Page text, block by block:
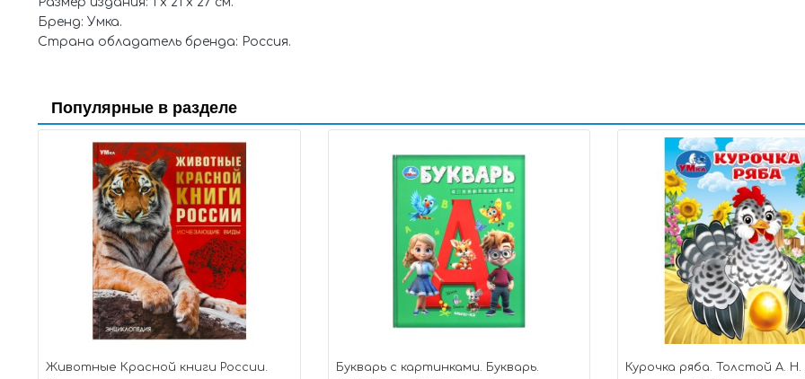
Бренд: Умка.
Страна обладатель бренда: Россия.
Популярные в разделе
Животные Красной книги России.
Букварь с картинками. Букварь.
Курочка ряба. Толстой А.